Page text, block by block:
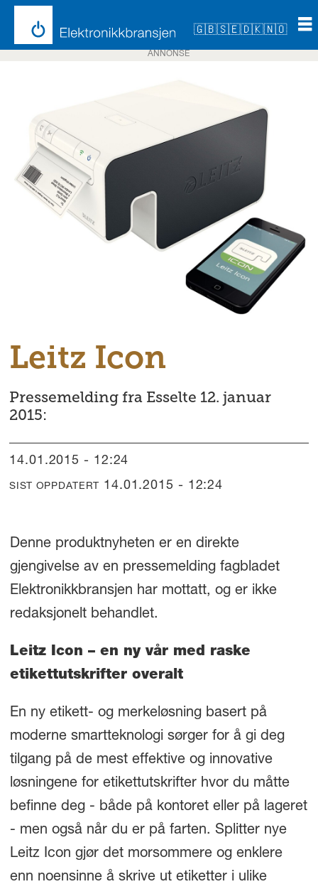
🇬🇧🇸🇪🇩🇰🇳🇴
ANNONSE
Leitz Icon
Pressemelding fra Esselte 12. januar
2015:
14.01.2015 - 12:24
SIST OPPDATERT 14.01.2015 - 12:24
Denne produktnyheten er en direkte
gjengivelse av en pressemelding fagbladet
Elektronikkbransjen har mottatt, og er ikke
redaksjonelt behandlet.
Leitz Icon – en ny vår med raske
etikettutskrifter overalt
En ny etikett- og merkeløsning basert på
moderne smartteknologi sørger for å gi deg
tilgang på de mest effektive og innovative
løsningene for etikettutskrifter hvor du måtte
befinne deg - både på kontoret eller på lageret
- men også når du er på farten. Splitter nye
Leitz Icon gjør det morsommere og enklere
enn noensinne å skrive ut etiketter i ulike